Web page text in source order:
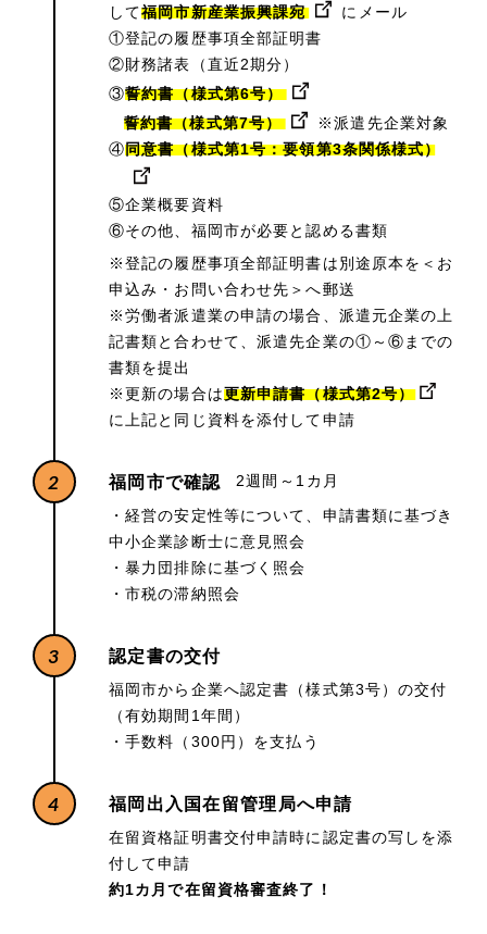
して福岡市新産業振興課宛
にメール
①登記の履歴事項全部証明書
②財務諸表（直近2期分）
③誓約書（様式第6号）
誓約書（様式第7号）
※派遣先企業対象
④同意書（様式第1号：要領第3条関係様式）
⑤企業概要資料
⑥その他、福岡市が必要と認める書類
※登記の履歴事項全部証明書は別途原本を＜お
申込み・お問い合わせ先＞へ郵送
※労働者派遣業の申請の場合、派遣元企業の上
記書類と合わせて、派遣先企業の①～⑥までの
書類を提出
※更新の場合は更新申請書（様式第2号）
に上記と同じ資料を添付して申請
2 福岡市で確認 2週間～1カ月
・経営の安定性等について、申請書類に基づき
中小企業診断士に意見照会
・暴力団排除に基づく照会
・市税の滞納照会
3 認定書の交付
福岡市から企業へ認定書（様式第3号）の交付
（有効期間1年間）
・手数料（300円）を支払う
4 福岡出入国在留管理局へ申請
在留資格証明書交付申請時に認定書の写しを添
付して申請
約1カ月で在留資格審査終了！